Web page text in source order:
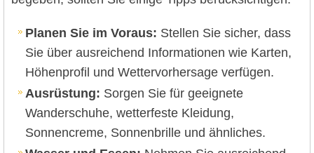
Planen Sie im Voraus: Stellen Sie sicher, dass
Sie über ausreichend Informationen wie Karten,
Höhenprofil und Wettervorhersage verfügen.
Ausrüstung: Sorgen Sie für geeignete
Wanderschuhe, wetterfeste Kleidung,
Sonnencreme, Sonnenbrille und ähnliches.